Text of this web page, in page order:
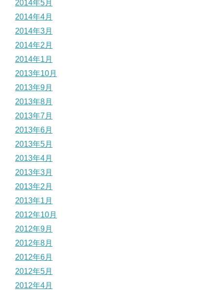
2014年5月
2014年4月
2014年3月
2014年2月
2014年1月
2013年10月
2013年9月
2013年8月
2013年7月
2013年6月
2013年5月
2013年4月
2013年3月
2013年2月
2013年1月
2012年10月
2012年9月
2012年8月
2012年6月
2012年5月
2012年4月